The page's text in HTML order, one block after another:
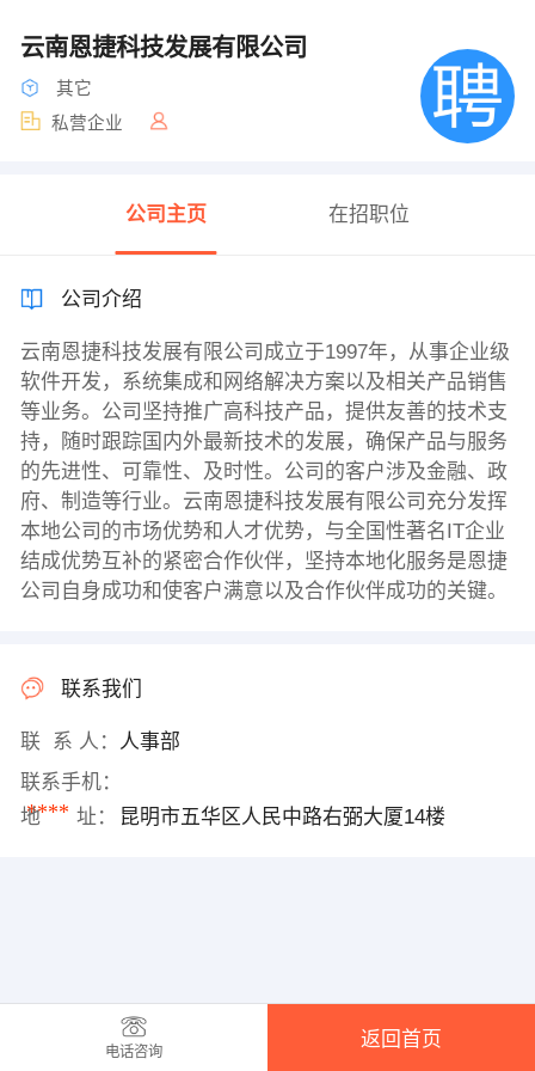
云南恩捷科技发展有限公司
其它
私营企业
公司主页 在招职位
公司介绍
云南恩捷科技发展有限公司成立于1997年，从事企业级
软件开发，系统集成和网络解决方案以及相关产品销售
等业务。公司坚持推广高科技产品，提供友善的技术支
持，随时跟踪国内外最新技术的发展，确保产品与服务
的先进性、可靠性、及时性。公司的客户涉及金融、政
府、制造等行业。云南恩捷科技发展有限公司充分发挥
本地公司的市场优势和人才优势，与全国性著名IT企业
结成优势互补的紧密合作伙伴，坚持本地化服务是恩捷
公司自身成功和使客户满意以及合作伙伴成功的关键。
联系我们
联 系 人： 人事部
联系手机：
****
地 址： 昆明市五华区人民中路右弼大厦14楼
电话咨询
返回首页